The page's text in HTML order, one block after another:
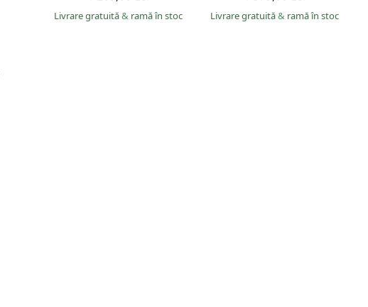
Livrare gratuită& ramă în stoc Livrare gratuită& ramă în stoc